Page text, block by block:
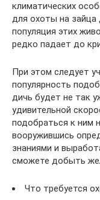
климатических
для охоты на зайца
популяция этих
редко падает до
При этом следует
популярность
дичь будет не так
удивительной
подобраться к ним
вооружившись
знаниями и
сможете добыть
Что требуется